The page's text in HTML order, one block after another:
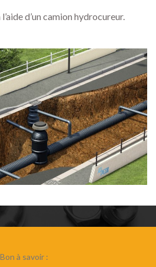
l’aide d’un camion hydrocureur.
Bon à savoir :